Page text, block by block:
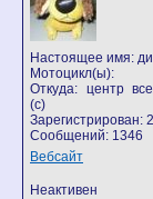
Настоящее имя:
Мотоцикл(ы):
Откуда: центр
(с)
Зарегистрирован:
Сообщений: 1346
Вебсайт
Неактивен